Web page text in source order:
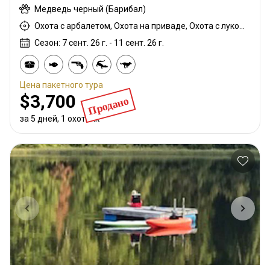
Медведь черный (Барибал)
Сезон: 7 сент. 26 г. - 11 сент. 26 г.
Продано
Цена пакетного тура
$3,700
за 5 дней, 1 охотник